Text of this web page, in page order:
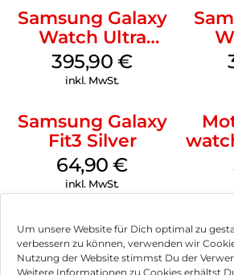
Um unsere Website für Dich optimal zu
verbessern zu können, verwenden wir
Nutzung der Website stimmst Du der
Weitere Informationen zu Cookies erhältst
Samsung Galaxy
Watch Ultra
Titanium White
395,90€
inkl. MwSt.
Samsung Galaxy
Fit3 Silver
64,90€
inkl. MwSt.
Impressum